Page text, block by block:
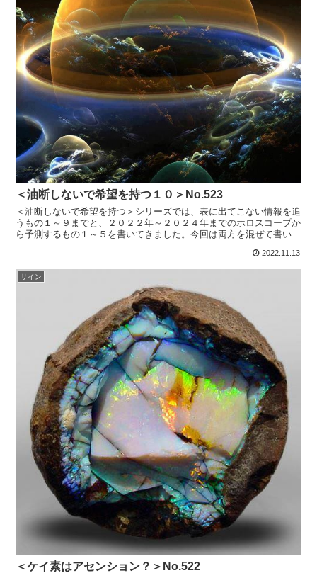
＜油断しないで希望を持つ１０＞No.523
＜油断しないで希望を持つ＞シリーズでは、表に出てこない情報を追
うもの１～９までと、２０２２年～２０２４年までのホロスコープか
ら予測するもの１～５を書いてきました。今回は両方を混ぜて書いて
2022.11.13
サイン
＜ケイ素はアセンション？＞No.522